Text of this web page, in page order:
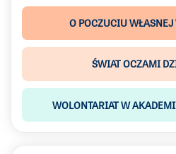
O POCZUCIU
ŚWIAT OCZAMI
WOLONTARIAT W